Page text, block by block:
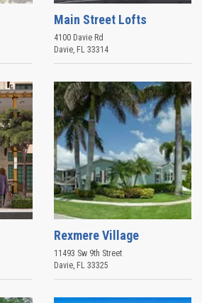
Main Street Lofts
4100 Davie Rd
Davie, FL 33314
Rexmere Village
11493 Sw 9th Street
Davie, FL 33325